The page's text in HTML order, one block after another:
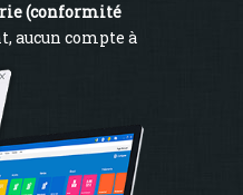
(conformité
aucun compte à